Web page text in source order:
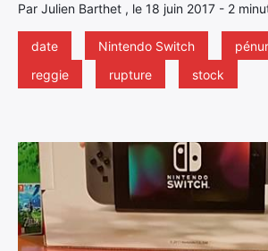
Par Julien Barthet , le 18 juin 2017 - 2
date Nintendo Switch
reggie
rupture stock